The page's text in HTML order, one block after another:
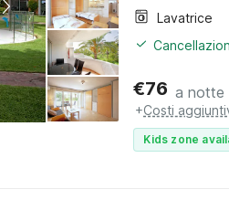
Lavatrice
€76 a notte
+Costi
Kids zone